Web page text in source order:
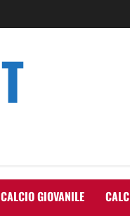
CALCIO GIOVANILE